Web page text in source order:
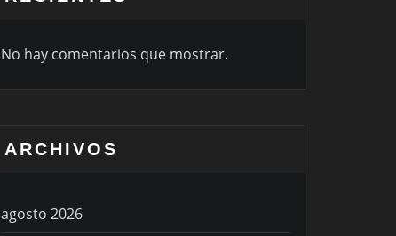
No hay comentarios que mostrar.
ARCHIVOS
agosto 2026